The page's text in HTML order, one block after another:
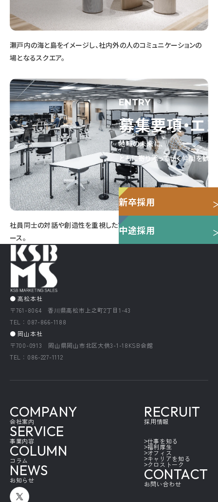
瀬戸内の海と島をイメージし、社内外の人のコミュニケーションの
場となるスクエア。
社員同士の対話や創造性を重視したフリーアドレスのオフィススペ
ース。
ENTRY
募集要項・エ
地域の未来に、
ともに寄り添っていく仲間を歓迎
新卒採用
中途採用
● 高松本社
〒761-8064 香川県高松市上之町2丁目1-43
TEL：087-866-1188
● 岡山本社
〒700-0913 岡山県岡山市北区大供3-1-18KSB会館
TEL：086-227-1112
COMPANY
会社案内
SERVICE
事業内容
COLUMN
コラム
NEWS
お知らせ
RECRUIT
採用情報
仕事を知る
福利厚生
オフィス
キャリアを知る
クロストーク
CONTACT
お問い合わせ